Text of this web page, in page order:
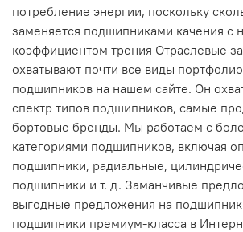
потребление энергии, поскольку
заменяется подшипниками качения с
коэффициентом трения Отраслевые
охватывают почти все виды
подшипников на нашем сайте. Он
спектр типов подшипников, самые
бортовые бренды. Мы работаем с
категориями подшипников, включая
подшипники, радиальные,
подшипники и т. д. Заманчивые
выгодные предложения на
подшипники премиум-класса в